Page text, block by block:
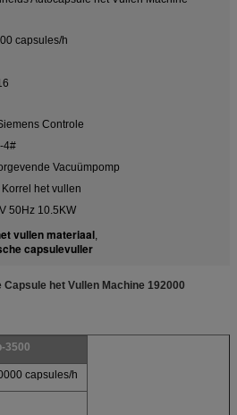
capsules/h
Controle
4#
Vacuümpomp
het vullen
50Hz 10.5KW
vullen materiaal,
capsulevuller
het Vullen Machine 192000
3500
capsules/h